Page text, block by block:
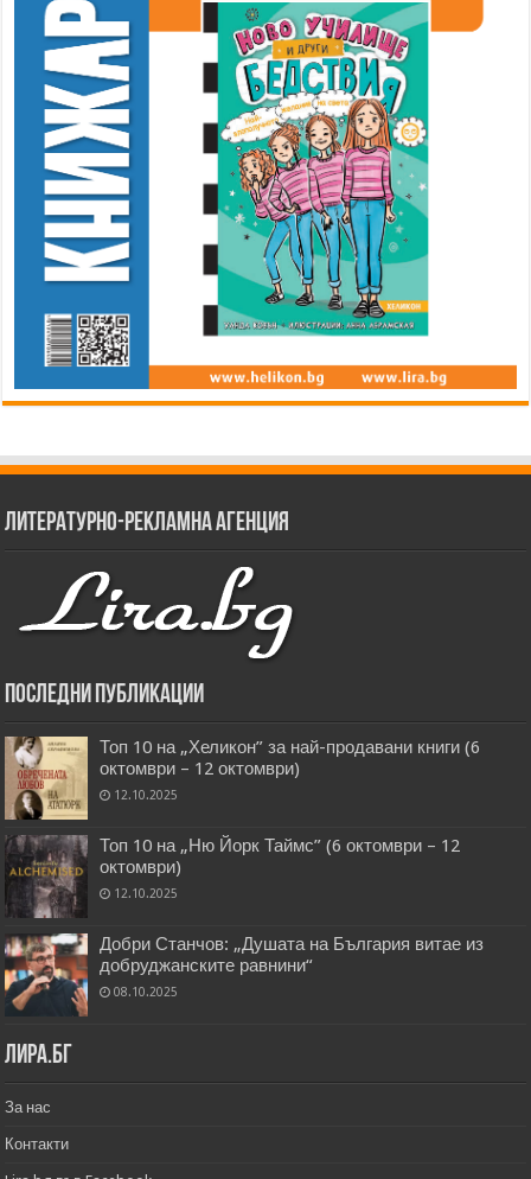
Литературно-рекламна агенция
Последни публикации
Топ 10 на „Хеликон” за най-продавани книги (6
октомври – 12 октомври)
12.10.2025
Топ 10 на „Ню Йорк Таймс” (6 октомври – 12
октомври)
12.10.2025
Добри Станчов: „Душата на България витае из
добруджанските равнини“
08.10.2025
Лира.бг
За нас
Контакти